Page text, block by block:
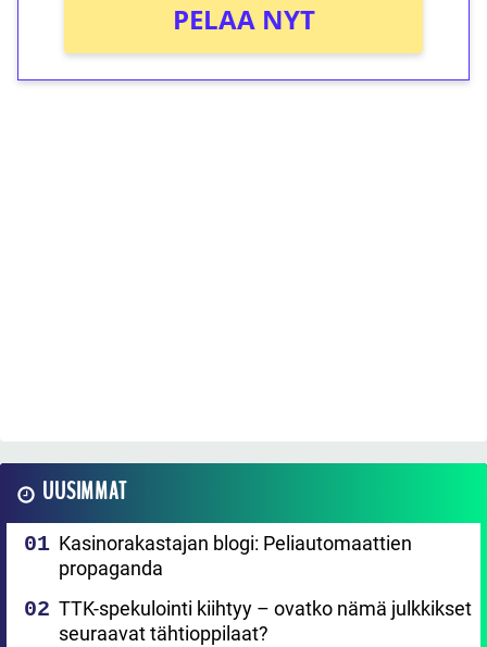
PELAA NYT
UUSIMMAT
Kasinorakastajan blogi: Peliautomaattien
propaganda
TTK-spekulointi kiihtyy – ovatko nämä julkkikset
seuraavat tähtioppilaat?